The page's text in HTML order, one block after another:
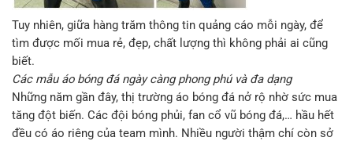
Tuy nhiên, giữa hàng trăm thông tin quảng cáo mỗi ngày, để
tìm được mối mua rẻ, đẹp, chất lượng thì không phải ai cũng
biết.
Các mẫu áo bóng đá ngày càng phong phú và đa dạng
Những năm gần đây, thị trường áo bóng đá nở rộ nhờ sức mua
tăng đột biến. Các đội bóng phủi, fan cổ vũ bóng đá,… hầu hết
đều có áo riêng của team mình. Nhiều người thậm chí còn sở